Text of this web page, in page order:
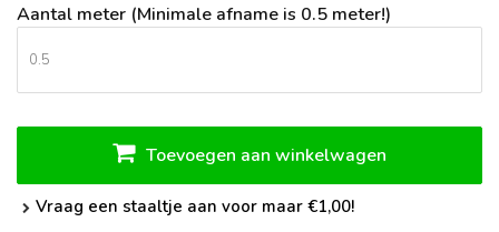
Aantal meter (Minimale afname is 0.5 meter!)
Toevoegen aan winkelwagen
Vraag een staaltje aan voor maar €1,00!